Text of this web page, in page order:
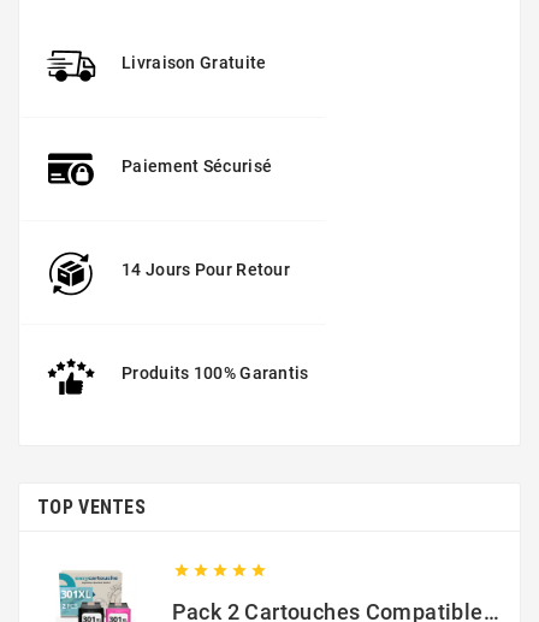
Livraison Gratuite
Paiement Sécurisé
14 Jours Pour Retour
Produits 100% Garantis
TOP VENTES
    
Pack 2 Cartouches Compatible Avec HP 301 XL Noir Et Couleur